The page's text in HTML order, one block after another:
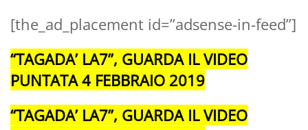
[the_ad_placement id=”adsense-in-feed”]
“TAGADA’ LA7”, GUARDA IL VIDEO
PUNTATA 4 FEBBRAIO 2019
“TAGADA’ LA7”, GUARDA IL VIDEO